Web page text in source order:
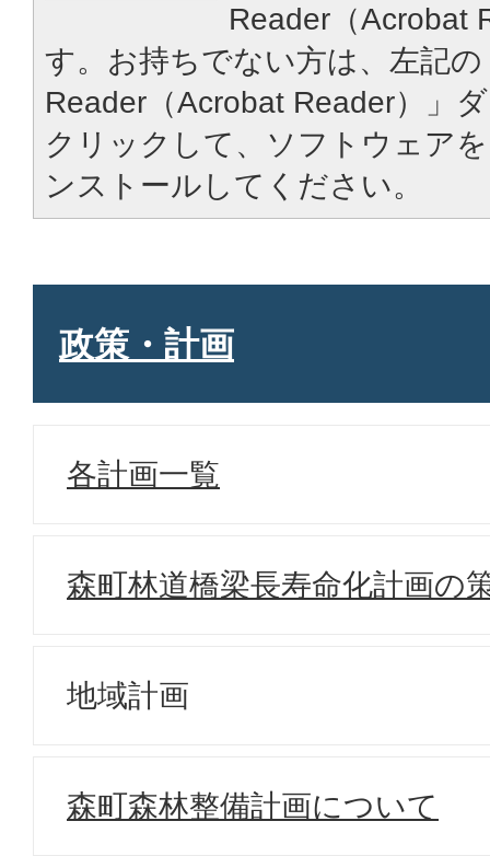
Reader（Acrobat
す。お持ちでない方は、左記
Reader（Acrobat Reader）」
クリックして、ソフトウェア
ンストールしてください。
政策・計画
各計画一覧
森町林道橋梁長寿命化計画の
地域計画
森町森林整備計画について